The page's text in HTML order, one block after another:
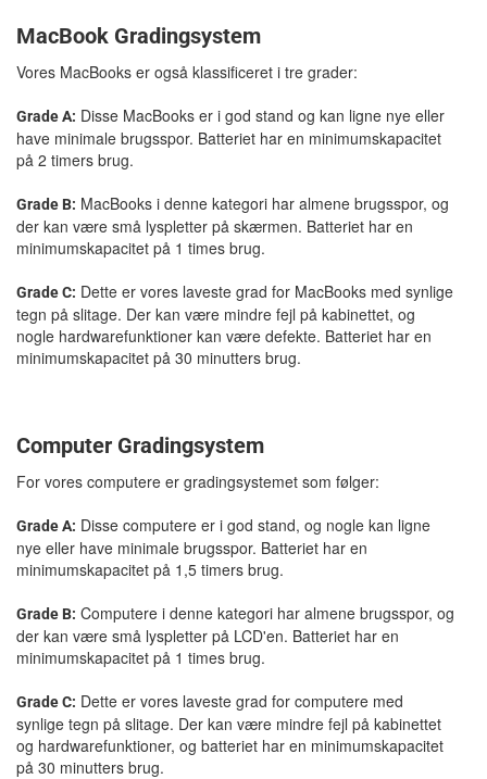
MacBook Gradingsystem
Vores MacBooks er også klassificeret i tre grader:
Grade A: Disse MacBooks er i god stand og kan ligne nye eller
have minimale brugsspor. Batteriet har en minimumskapacitet
på 2 timers brug.
Grade B: MacBooks i denne kategori har almene brugsspor, og
der kan være små lyspletter på skærmen. Batteriet har en
minimumskapacitet på 1 times brug.
Grade C: Dette er vores laveste grad for MacBooks med synlige
tegn på slitage. Der kan være mindre fejl på kabinettet, og
nogle hardwarefunktioner kan være defekte. Batteriet har en
minimumskapacitet på 30 minutters brug.
Computer Gradingsystem
For vores computere er gradingsystemet som følger:
Grade A: Disse computere er i god stand, og nogle kan ligne
nye eller have minimale brugsspor. Batteriet har en
minimumskapacitet på 1,5 timers brug.
Grade B: Computere i denne kategori har almene brugsspor, og
der kan være små lyspletter på LCD'en. Batteriet har en
minimumskapacitet på 1 times brug.
Grade C: Dette er vores laveste grad for computere med
synlige tegn på slitage. Der kan være mindre fejl på kabinettet
og hardwarefunktioner, og batteriet har en minimumskapacitet
på 30 minutters brug.